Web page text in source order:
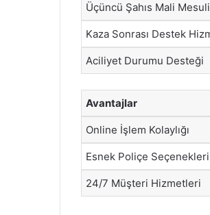
Üçüncü Şahıs Mali
Kaza Sonrası Destek
Aciliyet Durumu Desteği
Avantajlar
Online İşlem Kolaylığı
Esnek Poliçe Seçenekleri
24/7 Müşteri Hizmetleri